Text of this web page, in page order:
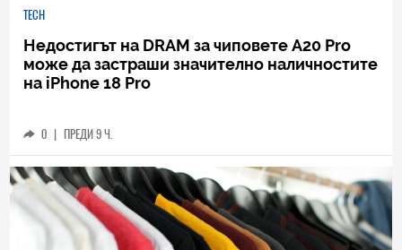
TECH
Недостигът на DRAM за чиповете A20 Pro
може да застраши значително наличностите
на iPhone 18 Pro
0 | ПРЕДИ 9 Ч.